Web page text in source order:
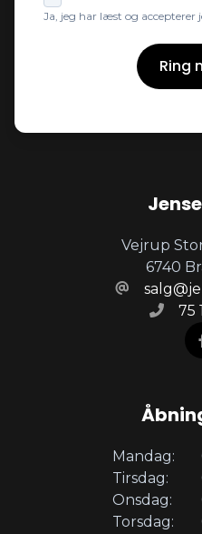
Ja, jeg har læst og accepterer
Ring
Vejrup
6740
75
Mandag:
Tirsdag:
Onsdag:
Torsdag: